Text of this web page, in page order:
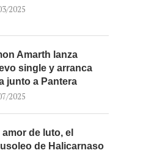
2025
Amarth lanza
single y arranca
junto a Pantera
2025
amor de luto, el
de Halicarnaso